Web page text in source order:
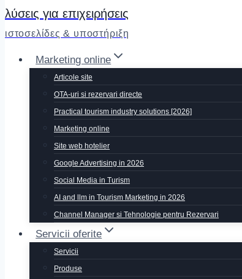
λύσεις για επιχειρήσεις
ιστοσελίδες & υποστήριξη
Marketing online
Articole site
OTA-uri si rezervari directe
Practical tourism industry solutions [2026]
Marketing online
Site web hotelier
Google Advertising in 2026
Social Media in Turism
AI and llm in Tourism Marketing in 2026
Channel Manager si Tehnologie pentru Rezervari
Servicii oferite
Servicii
Produse